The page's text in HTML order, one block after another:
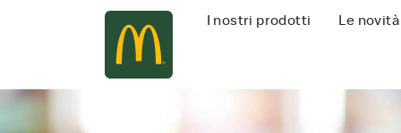
Navigazione
I nostri prodotti Le novità